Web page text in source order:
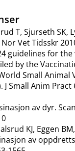
T, Sjurseth SK,
Vet Tidsskr
guidelines for
by the
Small Animal
J Small Anim Pract
av dyr.
KJ, Eggen
av